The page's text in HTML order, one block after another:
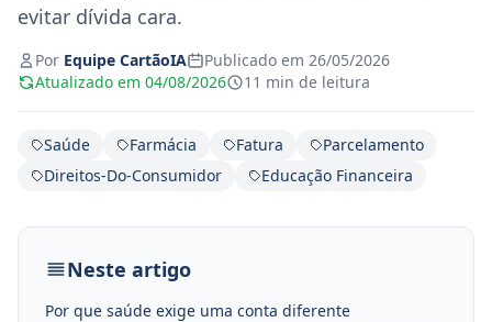
evitar dívida cara.
Por Equipe CartãoIA
Publicado em 26/05/2026
Atualizado em 04/08/2026
11 min de leitura
Saúde Farmácia Fatura
Parcelamento
Direitos-Do-Consumidor
Educação Financeira
Neste artigo
Por que saúde exige uma conta diferente